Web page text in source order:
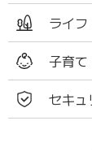
ライフ
子育て
セキュ